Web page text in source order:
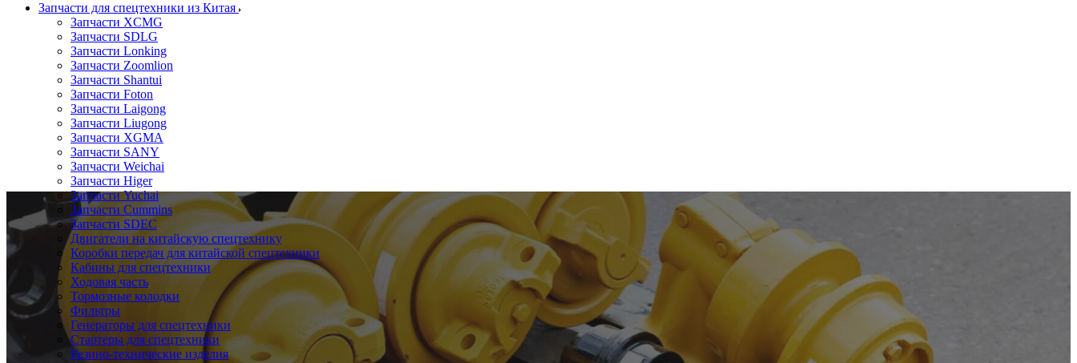
Запчасти для спецтехники из Китая
Запчасти XCMG
Запчасти SDLG
Запчасти Lonking
Запчасти Zoomlion
Запчасти Shantui
Запчасти Foton
Запчасти Laigong
Запчасти Liugong
Запчасти XGMA
Запчасти SANY
Запчасти Weichai
Запчасти Higer
Запчасти Yuchai
Запчасти Cummins
Запчасти SDEC
Двигатели на китайскую спецтехнику
Коробки передач для китайской спецтехники
Кабины для спецтехники
Ходовая часть
Тормозные колодки
Фильтры
Генераторы для спецтехники
Стартеры для спецтехники
Резино-технические изделия